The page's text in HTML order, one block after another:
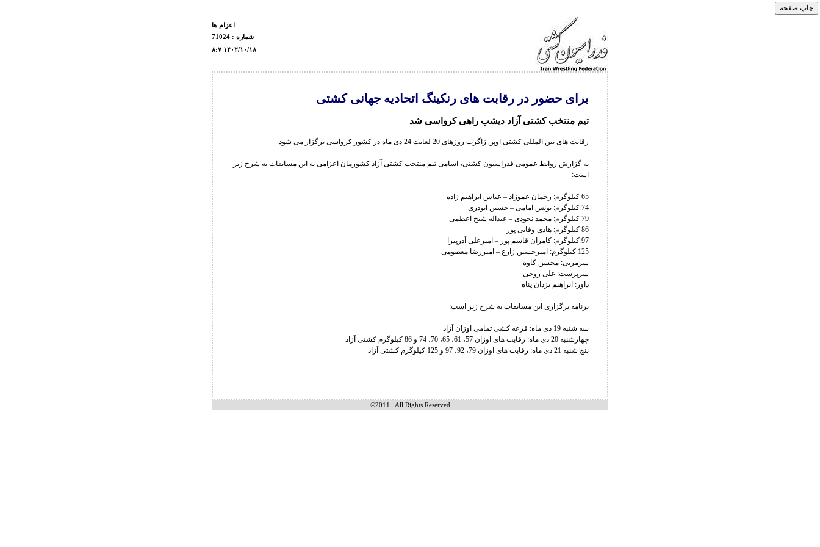
اعزام ها
شماره : 71024
۸:۷ ۱۴۰۲/۱۰/۱۸
برای حضور در رقابت های رنکینگ اتحادیه جهانی کشتی
تیم منتخب کشتی آزاد دیشب راهی کرواسی شد
رقابت های بین المللی کشتی اوپن زاگرب روزهای 20 لغایت 24 دی ماه در کشور کرواسی برگزار می شود.
به گزارش روابط عمومی فدراسیون کشتی، اسامی تیم منتخب کشتی آزاد کشورمان اعزامی به این مسابقات به شرح زیر
است:
65 کیلوگرم: رحمان عموزاد – عباس ابراهیم زاده
74 کیلوگرم: یونس امامی – حسین ابوذری
79 کیلوگرم: محمد نخودی – عبداله شیخ اعظمی
86 کیلوگرم: هادی وفایی پور
97 کیلوگرم: کامران قاسم پور – امیرعلی آذرپیرا
125 کیلوگرم: امیرحسین زارع – امیررضا معصومی
سرمربی: محسن کاوه
سرپرست: علی روحی
داور: ابراهیم یزدان پناه
برنامه برگزاری این مسابقات به شرح زیر است:
سه شنبه 19 دی ماه: قرعه کشی تمامی اوزان آزاد
چهارشنبه 20 دی ماه: رقابت های اوزان 57، 61، 65، 70، 74 و 86 کیلوگرم کشتی آزاد
پنج شنبه 21 دی ماه: رقابت های اوزان 79، 92، 97 و 125 کیلوگرم کشتی آزاد
©2011 . All Rights Reserved